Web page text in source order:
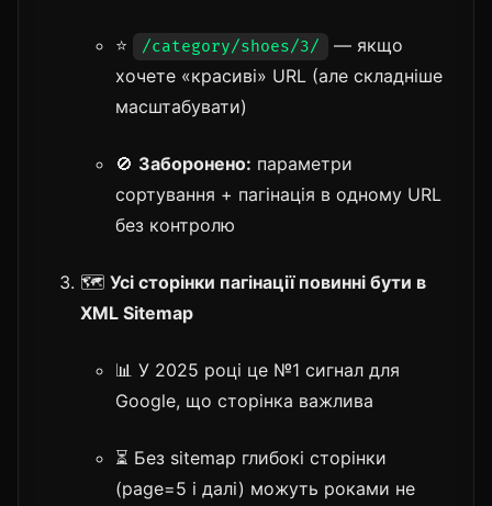
⭐️ /category/shoes/3/
— якщо
хочете «красиві» URL (але складніше
масштабувати)
🚫 Заборонено: параметри
сортування + пагінація в одному URL
без контролю
🗺️ Усі сторінки пагінації повинні бути в
XML Sitemap
📊 У 2025 році це №1 сигнал для
Google, що сторінка важлива
⏳ Без sitemap глибокі сторінки
(page=5 і далі) можуть роками не